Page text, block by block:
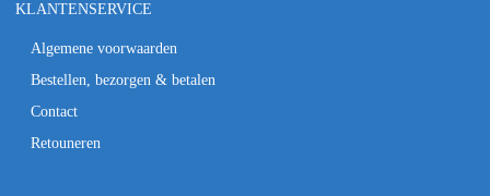
KLANTENSERVICE
Algemene voorwaarden
Bestellen, bezorgen & betalen
Contact
Retouneren